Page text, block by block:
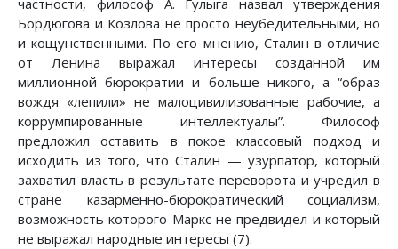
частности, философ А. Гулыга назвал утверждения
Бордюгова и Козлова не просто неубедительными, но
и кощунственными. По его мнению, Сталин в отличие
от Ленина выражал интересы созданной им
миллионной бюрократии и больше никого, а “образ
вождя «лепили» не малоцивилизованные рабочие, а
коррумпированные интеллектуалы”. Философ
предложил оставить в покое классовый подход и
исходить из того, что Сталин — узурпатор, который
захватил власть в результате переворота и учредил в
стране казарменно-бюрократический социализм,
возможность которого Маркс не предвидел и который
не выражал народные интересы (7).